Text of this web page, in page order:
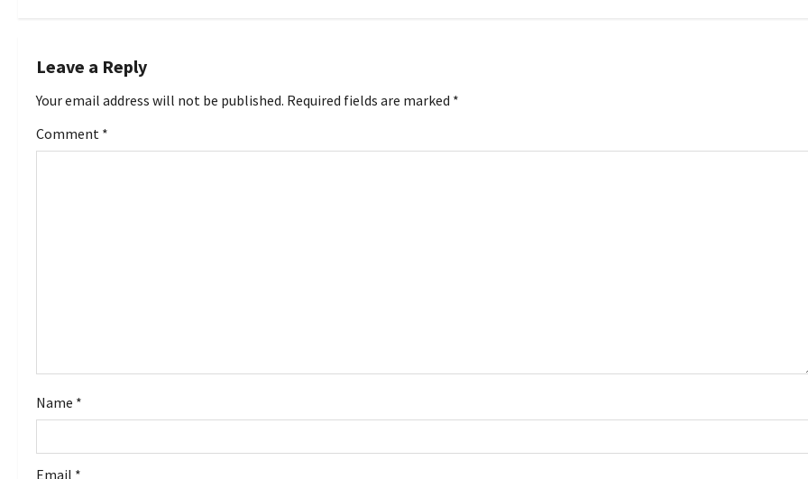
n
a
v
o
n
Leave a Reply
Your email address will not be published. Required fields are marked *
Comment *
Name *
Email *